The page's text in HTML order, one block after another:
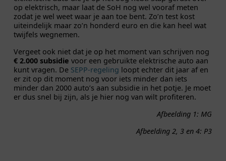
op elektrisch, maar laat de SoH nog wel vooraf meten
zodat je wel weet waar je aan toe bent. Zo’n test kost
uiteindelijk maar zo’n honderd euro en die kan heel wat
twijfels wegnemen.
Vergeet ook niet dat je op het moment van schrijven nog
€ 2.000 subsidie voor een gebruikte elektrische auto aan
kunt vragen. De SEPP-regeling loopt echter dit jaar af en
er zit op dit moment nog voor iets minder dan iets
minder dan 2000 auto’s aan subsidie in het potje. Je moet
er dus snel bij zijn, als je hier nog van wilt profiteren.
Afbeelding 1: MG
Afbeelding 2, 3 en 4: P3